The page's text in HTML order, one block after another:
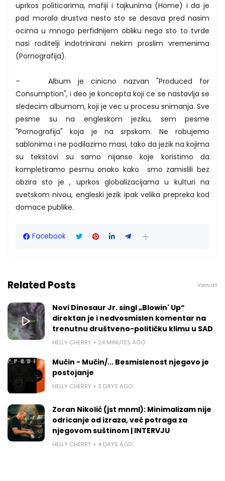
uprkos politicarima, mafiji i tajkunima (Home) i da je
pad morala drustva nesto sto se desava pred nasim
ocima u mnogo perfidnijem obliku nego sto to tvrde
nasi roditelji indotrinirani nekim proslim vremenima
(Pornografija).
– Album je cinicno nazvan "Produced for
Consumption", i deo je koncepta koji ce se nastavlja se
sledecim albumom, koji je vec u procesu snimanja. Sve
pesme su na engleskom jeziku, sem pesme
"Pornografija" koja je na srpskom. Ne robujemo
sablonima i ne podilazimo masi, tako da jezik na kojima
su tekstovi su samo nijanse koje koristimo da
kompletiramo pesmu onako kako smo zamislili bez
obzira sto je , uprkos globalizacijama u kulturi na
svetskom nivou, engleski jezik ipak velika prepreka kod
domace publike.
Facebook
Related Posts View all
Novi Dinosaur Jr. singl „Blowin' Up“
direktan je i nedvosmislen komentar na
trenutnu društveno-političku klimu u SAD
HELLY CHERRY 24 MINUTES AGO
Mučin - Mučin/... Besmislenost njegovo je
postojanje
HELLY CHERRY 3 DAYS AGO
Zoran Nikolić (jst mnml): Minimalizam nije
odricanje od izraza, već potraga za
njegovom suštinom | INTERVJU
HELLY CHERRY 4 DAYS AGO